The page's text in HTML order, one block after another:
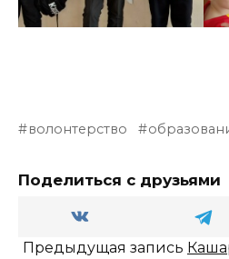
волонтерство
Поделиться с друзьями
Предыдущая запись